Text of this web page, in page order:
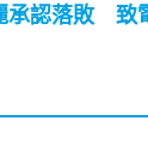
承認落敗 致